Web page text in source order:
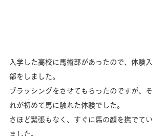
入学した高校に馬術部があったので、体験入
部をしました。
ブラッシングをさせてもらったのですが、そ
れが初めて馬に触れた体験でした。
さほど緊張もなく、すぐに馬の顔を撫でてい
ました。